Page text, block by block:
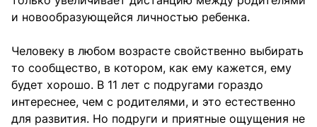
и новообразующейся личностью ребенка.
Человеку в любом возрасте свойственно выбирать
то сообщество, в котором, как ему кажется, ему
будет хорошо. В 11 лет с подругами гораздо
интереснее, чем с родителями, и это естественно
для развития. Но подруги и приятные ощущения не